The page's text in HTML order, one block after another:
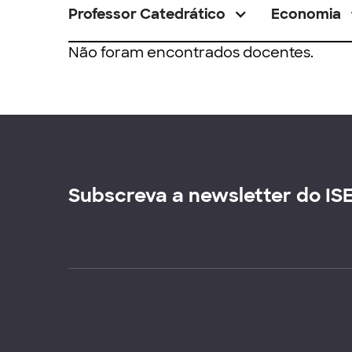
Professor Catedrático Economia
Não foram encontrados docentes.
Subscreva a newsletter do